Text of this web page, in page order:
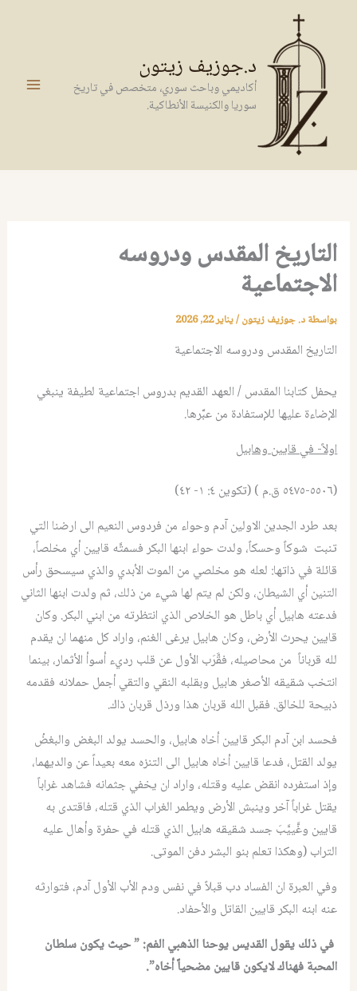
المحتوى
د.جوزيف زيتون
أكاديمي وباحث سوري، متخصص في تاريخ
سوريا والكنيسة الأنطاكية.
التاريخ المقدس ودروسه
الاجتماعية
بواسطةد. جوزيف زيتون/يناير 22, 2026
التاريخ المقدس ودروسه الاجتماعية
يحفل كتابنا المقدس / العهد القديم بدروس اجتماعية لطيفة ينبغي
الإضاءة عليها للإستفادة من عبَّرها.
اولاً- في قايين وهابيل
(٥٥٠٦-٥٤٧٥ ق.م ) (تكوين ٤: ١- ٤٢)
بعد طرد الجدين الاولين آدم وحواء من فردوس النعيم الى ارضنا التي
تنبت شوكاً وحسكاً، ولدت حواء ابنها البكر فسمتَّه قايين أي مخلصاً،
قائلة في ذاتها: لعله هو مخلصي من الموت الأبدي والذي سيسحق رأس
التنين أي الشيطان، ولكن لم يتم لها شيء من ذلك، ثم ولدت ابنها الثاني
فدعته هابيل أي باطل هو الخلاص الذي انتظرته من ابني البكر. وكان
قايين يحرث الأرض، وكان هابيل يرغى الغنم، واراد كل منهما ان يقدم
لله قرباناً من محاصيله، فقَّرَب الأول عن قلب رديء أسوأ الأثمار، بينما
انتخب شقيقه الأصغر هابيل وبقلبه النقي والتقي أجمل حملانه فقدمه
ذبيحة للخالق. فقبل الله قربان هذا ورذل قربان ذاك.
فحسد ابن آدم البكر قايين أخاه هابيل، والحسد يولد البغض والبغضُ
يولد القتل، فدعا قايين أخاه هابيل الى التنزه معه بعيداً عن والديهما،
وإذ استفرده انقض عليه وقتله، واراد ان يخفي جثمانه فشاهد غراباً
يقتل غراباً آخر وينبش الأرض ويطمر الغراب الذي قتله، فاقتدى به
قايين وغَّييَّبَ جسد شقيقه هابيل الذي قتله في حفرة وأهال عليه
التراب (وهكذا تعلم بنو البشر دفن الموتى.
وفي العبرة ان الفساد دب قبلاً في نفس ودم الأب الأول آدم، فتوارثه
عنه ابنه البكر قايين القاتل والأحفاد.
في ذلك يقول القديس يوحنا الذهبي الفم: ” حيث يكون سلطان
المحبة فهناك لايكون قايين مضحياً أخاه”.